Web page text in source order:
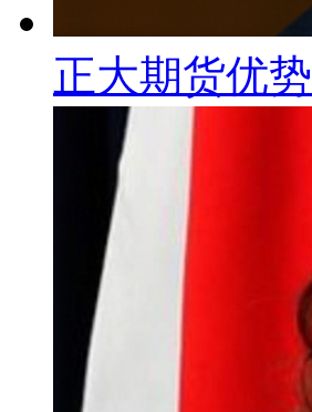
正大期货优势